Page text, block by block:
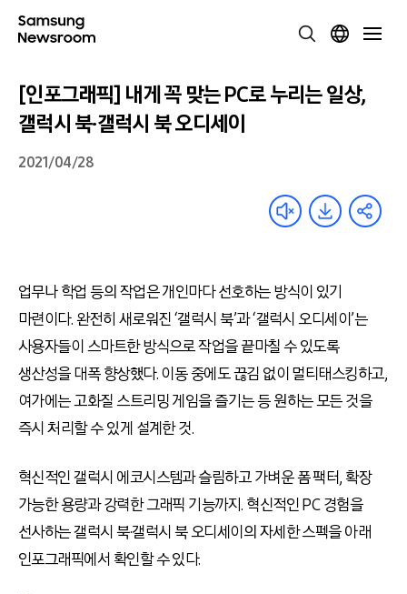
[인포그래픽] 내게 꼭 맞는 PC로 누리는 일상,
갤럭시 북·갤럭시 북 오디세이
2021/04/28
업무나 학업 등의 작업은 개인마다 선호하는 방식이 있기
마련이다. 완전히 새로워진 ‘갤럭시 북’과 ‘갤럭시 오디세이’는
사용자들이 스마트한 방식으로 작업을 끝마칠 수 있도록
생산성을 대폭 향상했다. 이동 중에도 끊김 없이 멀티태스킹하고,
여가에는 고화질 스트리밍 게임을 즐기는 등 원하는 모든 것을
즉시 처리할 수 있게 설계한 것.
혁신적인 갤럭시 에코시스템과 슬림하고 가벼운 폼 팩터, 확장
가능한 용량과 강력한 그래픽 기능까지. 혁신적인 PC 경험을
선사하는 갤럭시 북·갤럭시 북 오디세이의 자세한 스펙을 아래
인포그래픽에서 확인할 수 있다.